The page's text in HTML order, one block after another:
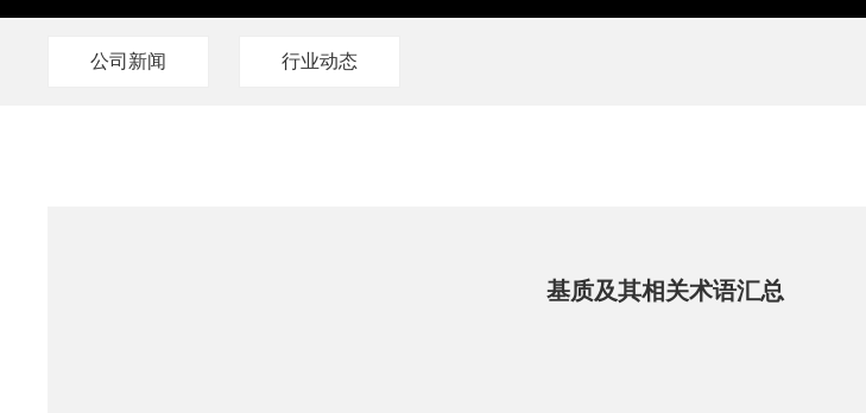
公司新闻 行业动态
基质及其相关术语汇总